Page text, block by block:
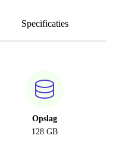
Specificaties
Opslag
128 GB